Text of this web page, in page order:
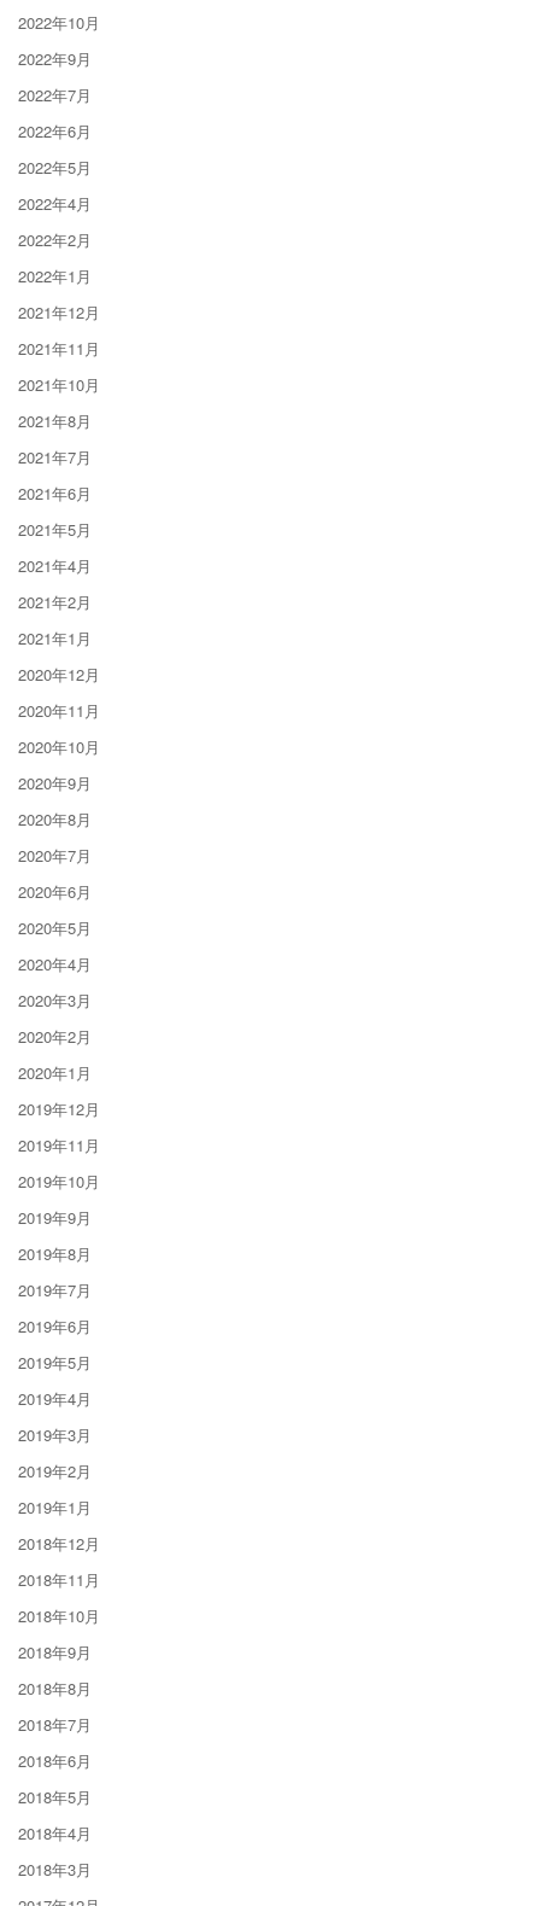
2022年10月
2022年9月
2022年7月
2022年6月
2022年5月
2022年4月
2022年2月
2022年1月
2021年12月
2021年11月
2021年10月
2021年8月
2021年7月
2021年6月
2021年5月
2021年4月
2021年2月
2021年1月
2020年12月
2020年11月
2020年10月
2020年9月
2020年8月
2020年7月
2020年6月
2020年5月
2020年4月
2020年3月
2020年2月
2020年1月
2019年12月
2019年11月
2019年10月
2019年9月
2019年8月
2019年7月
2019年6月
2019年5月
2019年4月
2019年3月
2019年2月
2019年1月
2018年12月
2018年11月
2018年10月
2018年9月
2018年8月
2018年7月
2018年6月
2018年5月
2018年4月
2018年3月